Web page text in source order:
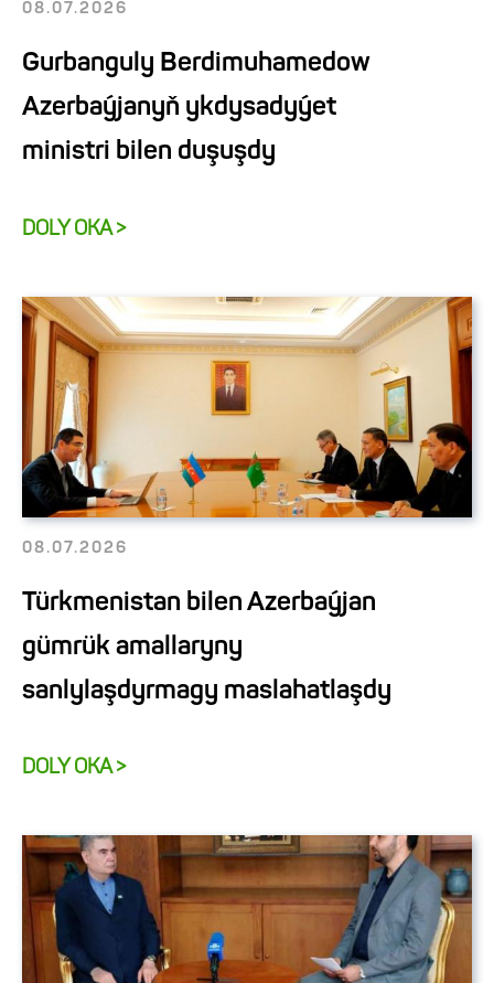
08.07.2026
Gurbanguly Berdimuhamedow
Azerbaýjanyň ykdysadyýet
ministri bilen duşuşdy
DOLY OKA >
08.07.2026
Türkmenistan bilen Azerbaýjan
gümrük amallaryny
sanlylaşdyrmagy maslahatlaşdy
DOLY OKA >